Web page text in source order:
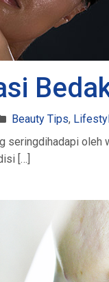
Beauty Tips,
seringdihadapi oleh
[…]